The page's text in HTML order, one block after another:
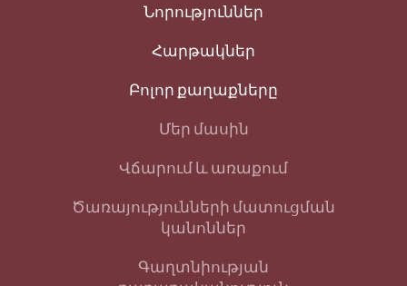
Նորություններ
Հարթակներ
Բոլոր քաղաքները
Մեր մասին
Վճարում և առաքում
Ծառայությունների մատուցման
կանոններ
Գաղտնիության